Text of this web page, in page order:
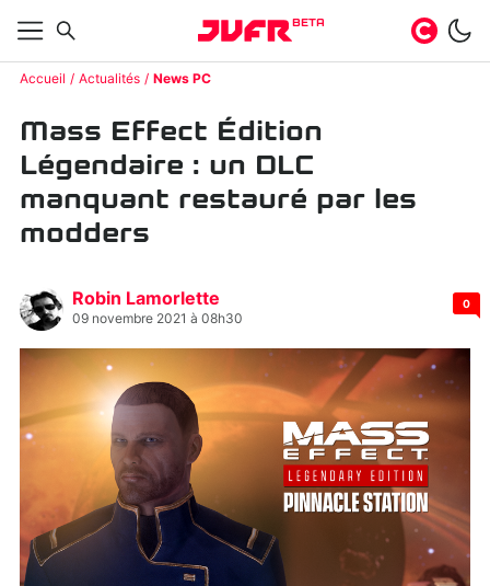
BETA
Accueil Actualités News PC
Mass Effect Édition
Légendaire : un DLC
manquant restauré par les
modders
Robin Lamorlette
09 novembre 2021 à 08h30
0